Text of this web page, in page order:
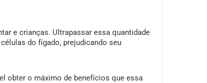
e crianças. Ultrapassar essa quantidade
do fígado, prejudicando seu
obter o máximo de benefícios que essa